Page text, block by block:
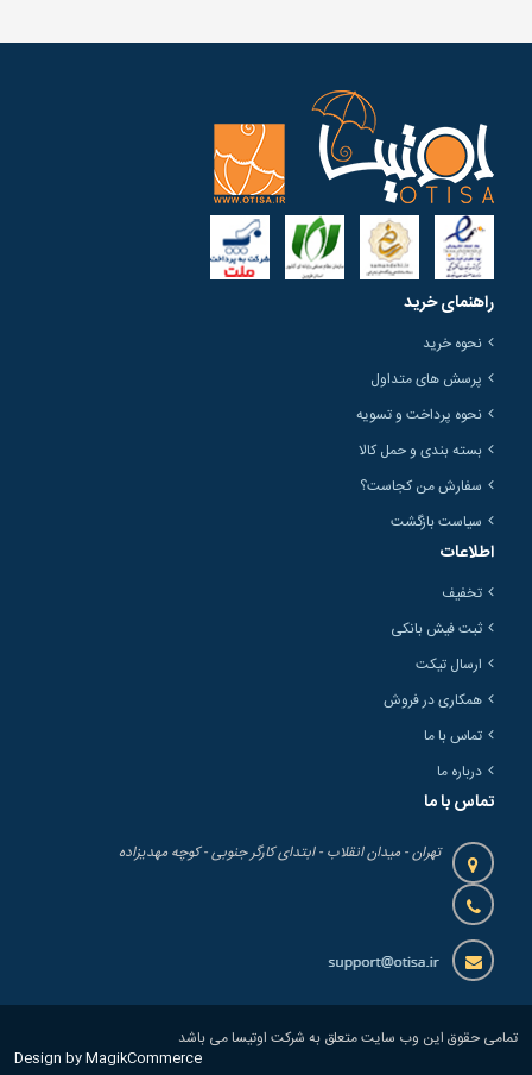
راهنمای خرید
نحوه خرید
پرسش های متداول
نحوه پرداخت و تسویه
بسته بندی و حمل کالا
سفارش من کجاست؟
سیاست بازگشت
اطلاعات
تخفیف
ثبت فیش بانکی
ارسال تیکت
همکاری در فروش
تماس با ما
درباره ما
تماس با ما
تهران - میدان انقلاب - ابتدای کارگر جنوبی - کوچه مهدیزاده
تمامی حقوق این وب سایت متعلق به شرکت اوتیسا می باشد
Design by MagikCommerce